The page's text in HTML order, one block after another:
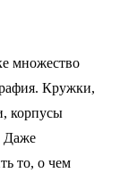
множество
Кружки,
корпусы
Даже
то, о чем